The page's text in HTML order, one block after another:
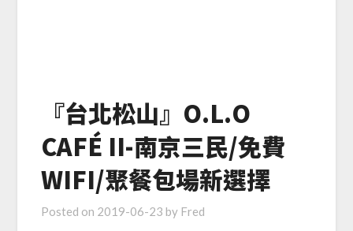
『台北松山』O.L.O
CAFÉ II-南京三民/免費
WIFI/聚餐包場新選擇
Posted on 2019-06-23 by Fred